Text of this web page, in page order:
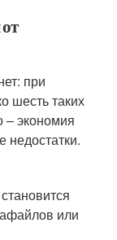
при
шесть таких
– экономия
недостатки.
или